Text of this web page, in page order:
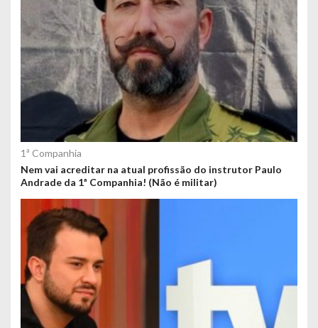
1ª Companhia
Nem vai acreditar na atual profissão do instrutor Paulo
Andrade da 1ª Companhia! (Não é militar)